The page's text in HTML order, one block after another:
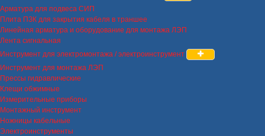
Арматура для подвеса СИП
Плита ПЗК для закрытия кабеля в траншее
Линейная арматура и оборудование для монтажа ЛЭП
Лента сигнальная
Инструмент для электромонтажа / электроинструмент
Инструмент для монтажа ЛЭП
Прессы гидравлические
Клещи обжимные
Измерительные приборы
Монтажный инструмент
Ножницы кабельные
Электроинструменты